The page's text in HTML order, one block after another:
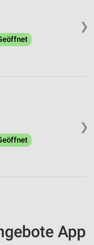
❯
❯
App